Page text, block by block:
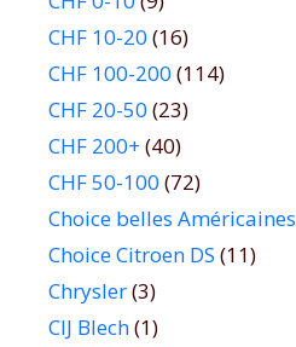
CHF 10-20 (16)
CHF 100-200 (114)
CHF 20-50 (23)
CHF 200+ (40)
CHF 50-100 (72)
Choice belles Américaines
Choice Citroen DS (11)
Chrysler(3)
CIJ Blech(1)